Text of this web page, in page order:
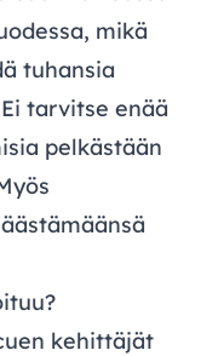
mikä
tuhansia
tarvitse enää
pelkästään
kehittäjät